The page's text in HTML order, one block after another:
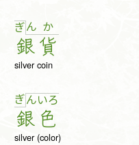
ぎん
銀
か
貨
silver coin
ぎん
銀
いろ
色
silver (color)